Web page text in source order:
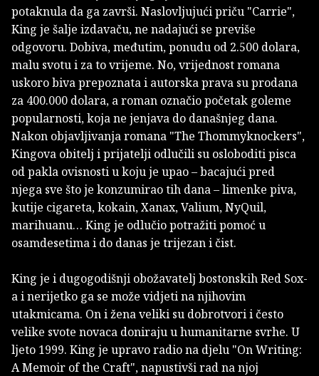
potaknula da ga završi. Naslovljujući priču "Carrie",
King je šalje izdavaču, ne nadajući se previše
odgovoru. Dobiva, međutim, ponudu od 2.500 dolara,
malu svotu i za to vrijeme. No, vrijednost romana
uskoro biva prepoznata i autorska prava su prodana
za 400.000 dolara, a roman označio početak goleme
popularnosti, koja ne jenjava do današnjeg dana.
Nakon objavljivanja romana "The Thommyknockers",
Kingova obitelj i prijatelji odlučili su osloboditi pisca
od pakla ovisnosti u koju je upao – bacajući pred
njega sve što je konzumirao tih dana – limenke piva,
kutije cigareta, kokain, Xanax, Valium, NyQuil,
marihuanu… King je odlučio potražiti pomoć u
osamdesetima i do danas je trijezan i čist.
King je i dugogodišnji obožavatelj bostonskih Red Sox-
a i nerijetko ga se može vidjeti na njihovim
utakmicama. On i žena veliki su dobrotvori i često
velike svote novaca doniraju u humanitarne svrhe. U
ljeto 1999. King je upravo radio na djelu "On Writing:
A Memoir of the Craft", napustivši rad na njoj